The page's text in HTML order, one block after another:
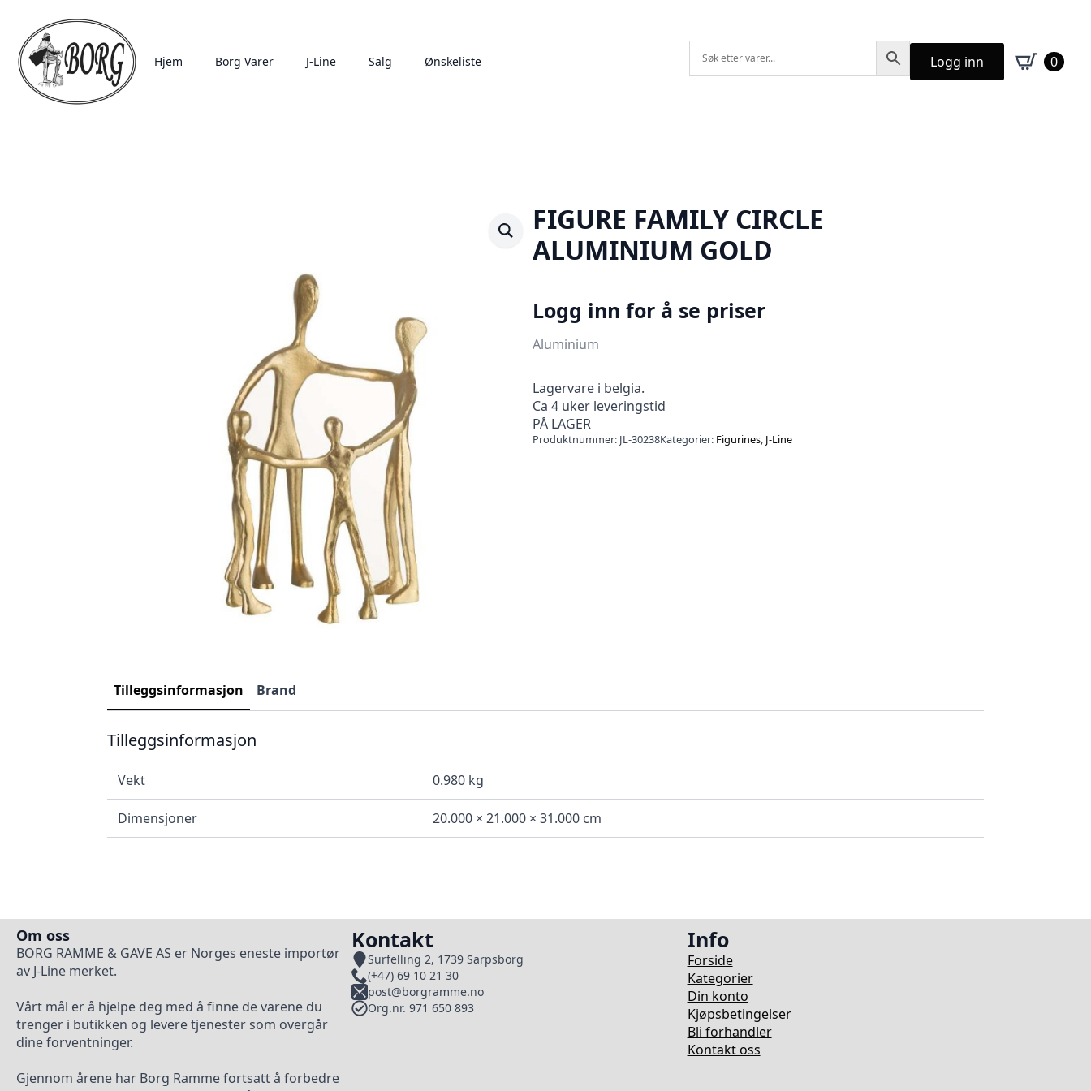
Hjem Borg Varer J-Line Salg Ønskeliste Logg inn 0
FIGURE FAMILY CIRCLE
ALUMINIUM GOLD
Logg inn for å se priser
Aluminium
Lagervare i belgia.
Ca 4 uker leveringstid
PÅ LAGER
Produktnummer: JL-30238Kategorier: Figurines, J-Line
Tilleggsinformasjon Brand
Tilleggsinformasjon
Vekt 0.980 kg
Dimensjoner 20.000 × 21.000 × 31.000 cm
Om oss
BORG RAMME & GAVE AS er Norges eneste importør
av J-Line merket.
Vårt mål er å hjelpe deg med å finne de varene du
trenger i butikken og levere tjenester som overgår
dine forventninger.
Gjennom årene har Borg Ramme fortsatt å forbedre
Kontakt
Surfelling 2, 1739 Sarpsborg
(+47) 69 10 21 30
post@borgramme.no
Org.nr. 971 650 893
Info
Forside
Kategorier
Din konto
Kjøpsbetingelser
Bli forhandler
Kontakt oss